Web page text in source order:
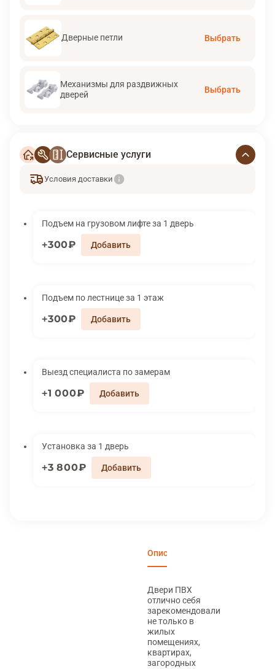
Дверные петли Выбрать
Механизмы для раздвижных
дверей
Выбрать
Сервисные услуги
Условия доставки
Подъем на грузовом лифте за 1 дверь
300₽
Подъем по лестнице за 1 этаж
300₽
Выезд специалиста по замерам
1 000₽
Установка за 1 дверь
3 800₽
Описание
Двери ПВХ
отлично себя
зарекомендовали
не только в
жилых
помещениях,
квартирах,
загородных